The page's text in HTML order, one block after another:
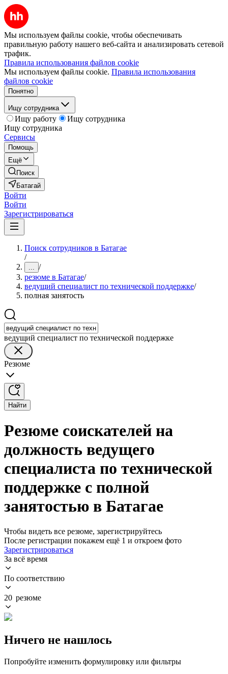
Мы используем файлы cookie, чтобы обеспечивать
правильную работу нашего веб-сайта и анализировать сетевой
трафик.
Правила использования файлов cookie
Мы используем файлы cookie. Правила использования
файлов cookie
Понятно
Ищу сотрудника
Ищу работу
Ищу сотрудника
Ищу сотрудника
Сервисы
Помощь
Ещё
Поиск
Батагай
Войти
Войти
Зарегистрироваться
Поиск сотрудников в Батагае
/
... /
резюме в Батагае/
ведущий специалист по технической поддержке/
полная занятость
ведущий специалист по технической поддержке
Резюме
Найти
Резюме соискателей на
должность ведущего
специалиста по технической
поддержке с полной
занятостью в Батагае
Чтобы видеть все резюме, зарегистрируйтесь
После регистрации покажем ещё 1 и откроем фото
Зарегистрироваться
За всё время
По соответствию
20 резюме
Ничего не нашлось
Попробуйте изменить формулировку или фильтры